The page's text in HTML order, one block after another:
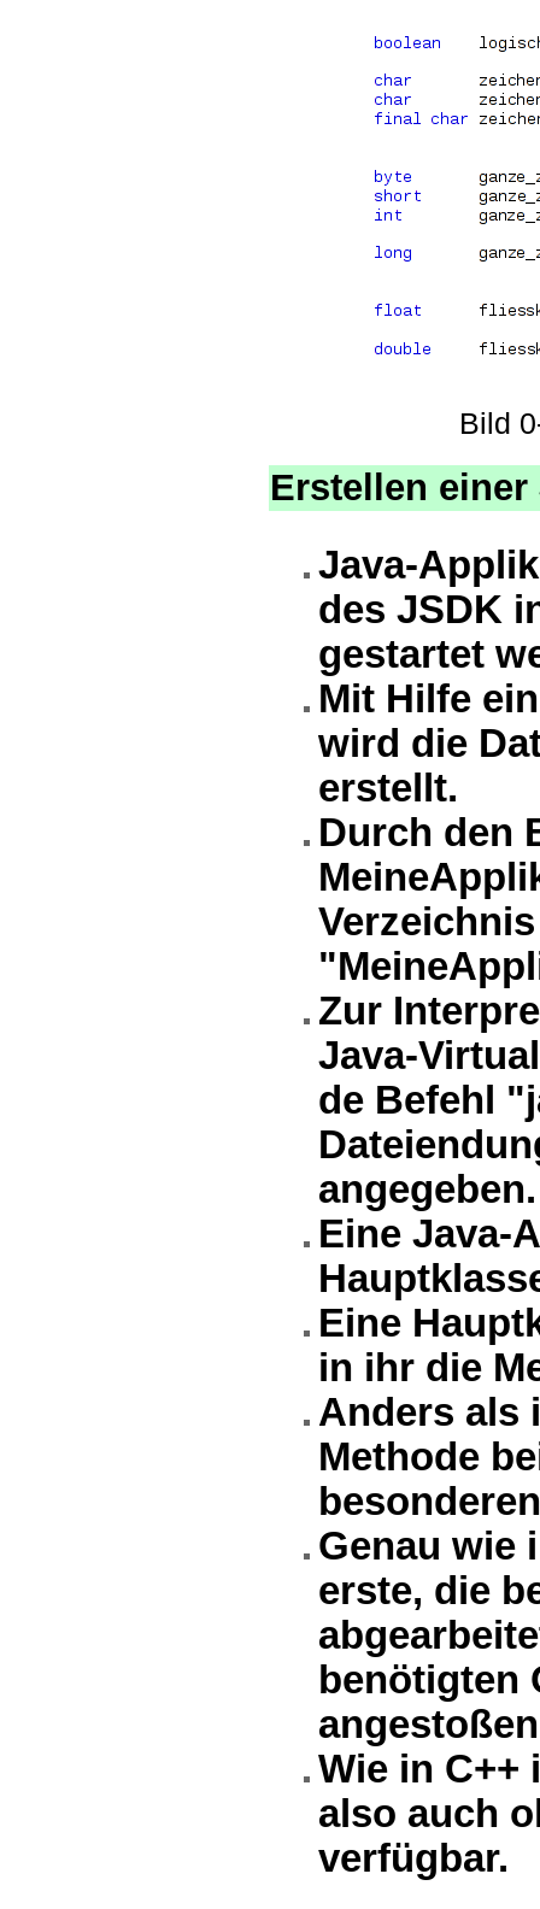
Bild
Erstellen
Java-
des JSDK
gestartet
Mit Hilfe
wird die
erstellt.
Durch den
Zur
Java-
de Befehl
angegeben.
Eine Java-
Eine
in ihr die
Anders als
Methode
Genau wie
erste, die
benötigten
Wie in C++
also auch
verfügbar.